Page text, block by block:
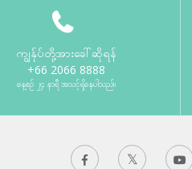
ကျွန်ုပ်တို့အားခေါ်ဆိုရန်
+66 2066 8888
နေ့စဉ် ၂၄ နာရီ အသင့်ရှိနေပါသည်။